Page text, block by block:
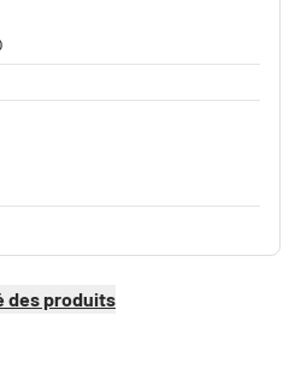
des produits